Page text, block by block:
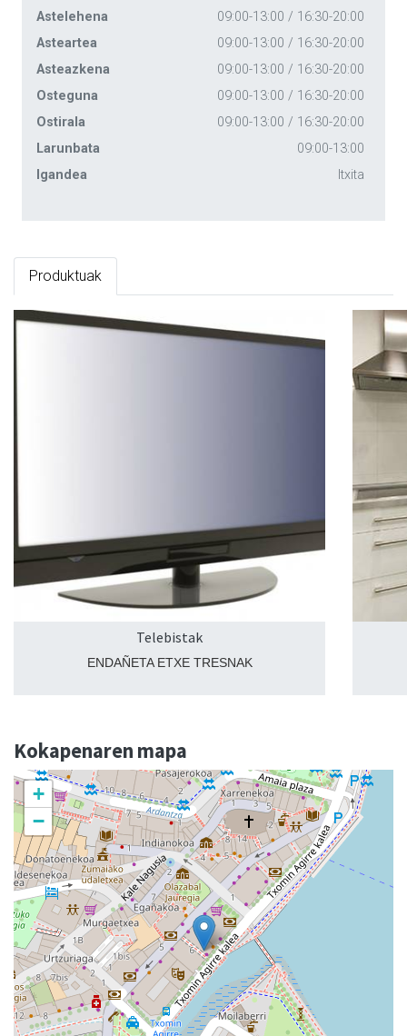
Astelehena
09:00-13:00 / 16:30-20:00
Asteartea
09:00-13:00 / 16:30-20:00
Asteazkena
09:00-13:00 / 16:30-20:00
Osteguna
09:00-13:00 / 16:30-20:00
Ostirala
09:00-13:00 / 16:30-20:00
Larunbata
09:00-13:00
Igandea
Itxita
Produktuak
Telebistak
ENDAÑETA ETXE TRESNAK
Kokapenaren mapa
+
−